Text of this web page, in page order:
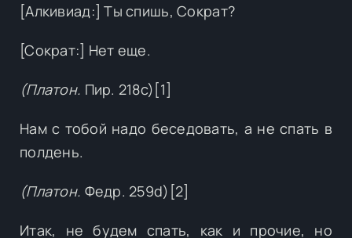
[Алкивиад:] Ты спишь, Сократ?
[Сократ:] Нет еще.
(Платон. Пир. 218с)[1]
Нам с тобой надо беседовать, а не спать в
полдень.
(Платон. Федр. 259d)[2]
Итак, не будем спать, как и прочие, но